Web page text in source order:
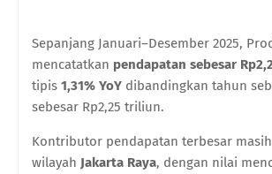
Sepanjang Januari–Desember 2025,
mencatatkan pendapatan sebesar
tipis 1,31% YoY dibandingkan tahun
sebesar Rp2,25 triliun.
Kontributor pendapatan terbesar
wilayah Jakarta Raya, dengan nilai